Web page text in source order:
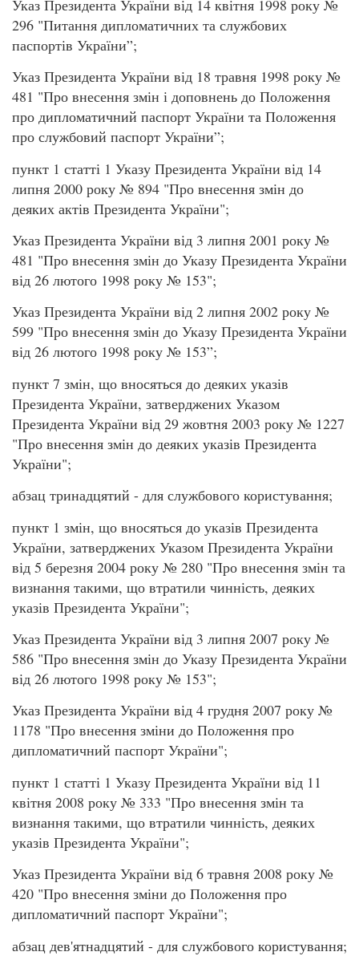
Указ Президента України від 14 квітня 1998 року №
296 "Питання дипломатичних та службових
паспортів України”;
Указ Президента України від 18 травня 1998 року №
481 "Про внесення змін і доповнень до Положення
про дипломатичний паспорт України та Положення
про службовий паспорт України”;
пункт 1 статті 1 Указу Президента України від 14
липня 2000 року № 894 "Про внесення змін до
деяких актів Президента України";
Указ Президента України від 3 липня 2001 року №
481 "Про внесення змін до Указу Президента України
від 26 лютого 1998 року № 153";
Указ Президента України від 2 липня 2002 року №
599 "Про внесення змін до Указу Президента України
від 26 лютого 1998 року № 153”;
пункт 7 змін, що вносяться до деяких указів
Президента України, затверджених Указом
Президента України від 29 жовтня 2003 року № 1227
"Про внесення змін до деяких указів Президента
України";
абзац тринадцятий - для службового користування;
пункт 1 змін, що вносяться до указів Президента
України, затверджених Указом Президента України
від 5 березня 2004 року № 280 "Про внесення змін та
визнання такими, що втратили чинність, деяких
указів Президента України";
Указ Президента України від 3 липня 2007 року №
586 "Про внесення змін до Указу Президента України
від 26 лютого 1998 року № 153";
Указ Президента України від 4 грудня 2007 року №
1178 "Про внесення зміни до Положення про
дипломатичний паспорт України";
пункт 1 статті 1 Указу Президента України від 11
квітня 2008 року № 333 "Про внесення змін та
визнання такими, що втратили чинність, деяких
указів Президента України";
Указ Президента України від 6 травня 2008 року №
420 "Про внесення зміни до Положення про
дипломатичний паспорт України";
абзац дев'ятнадцятий - для службового користування;